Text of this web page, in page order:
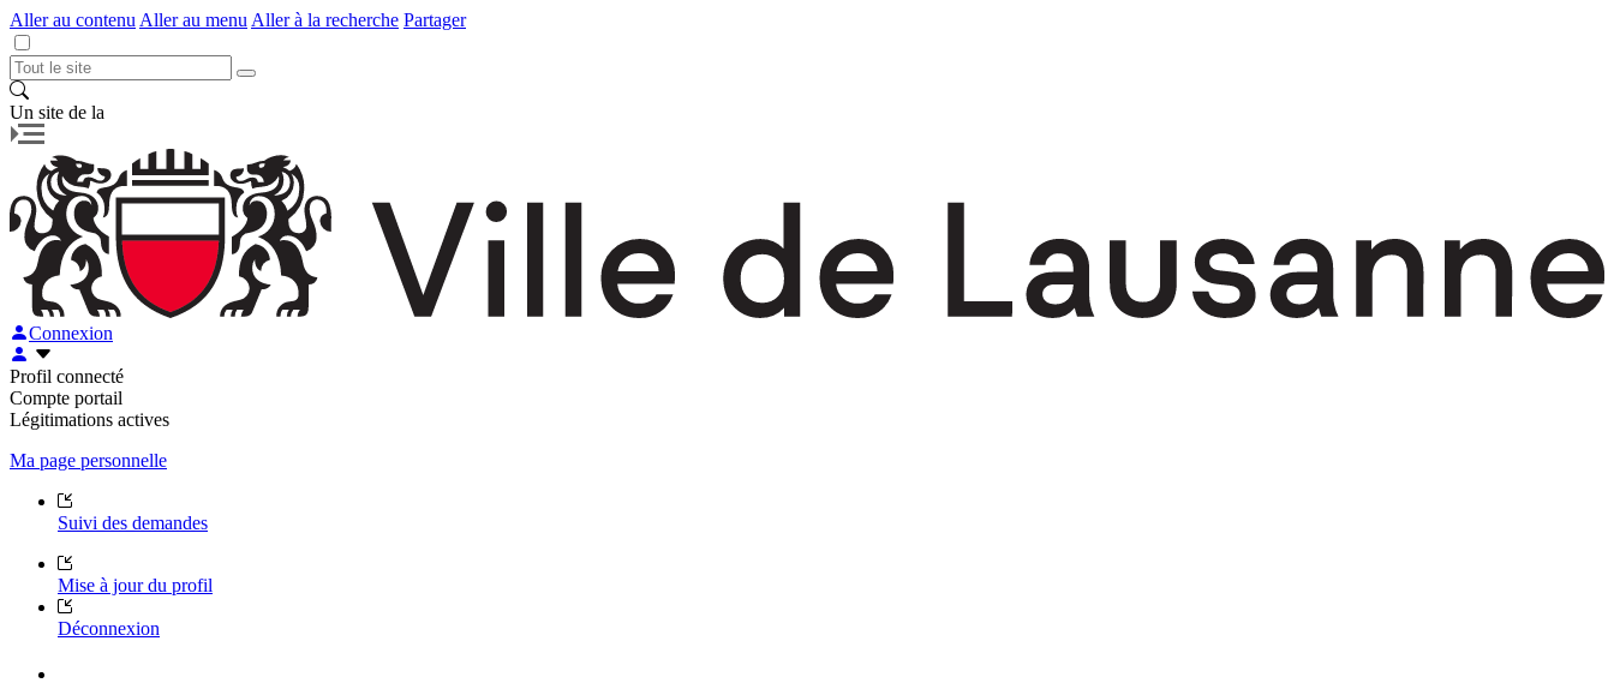
Aller au contenu Aller au menu Aller à la recherche Partager
Un site de la
Connexion
Profil connecté
Compte portail
Légitimations actives
Ma page personnelle
Suivi des demandes
Mise à jour du profil
Déconnexion